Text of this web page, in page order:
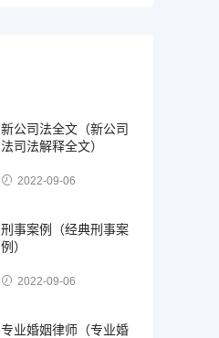
新公司法全文（新公司
法司法解释全文）
2022-09-06
刑事案例（经典刑事案
例）
2022-09-06
专业婚姻律师（专业婚